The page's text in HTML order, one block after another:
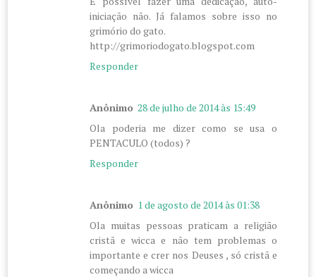
iniciação não. Já falamos sobre isso no
grimório do gato.
http://grimoriodogato.blogspot.com
Responder
Anônimo 28 de julho de 2014 às 15:49
Ola poderia me dizer como se usa o
PENTACULO (todos) ?
Responder
Anônimo 1 de agosto de 2014 às 01:38
Ola muitas pessoas praticam a religião
cristã e wicca e não tem problemas o
importante e crer nos Deuses , só cristã e
começando a wicca